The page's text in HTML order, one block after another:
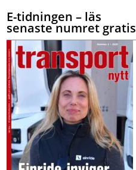
E-tidningen – läs
senaste numret gratis